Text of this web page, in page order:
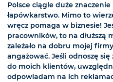
Polsce ciągle duże
łapówkarstwo. Mimo to
wręcz pomaga w biznesie!
pracowników, to na dłuższą
zależało na dobru mojej
angażować. Jeśli odnoszę
do moich klientów,
odpowiadam na ich